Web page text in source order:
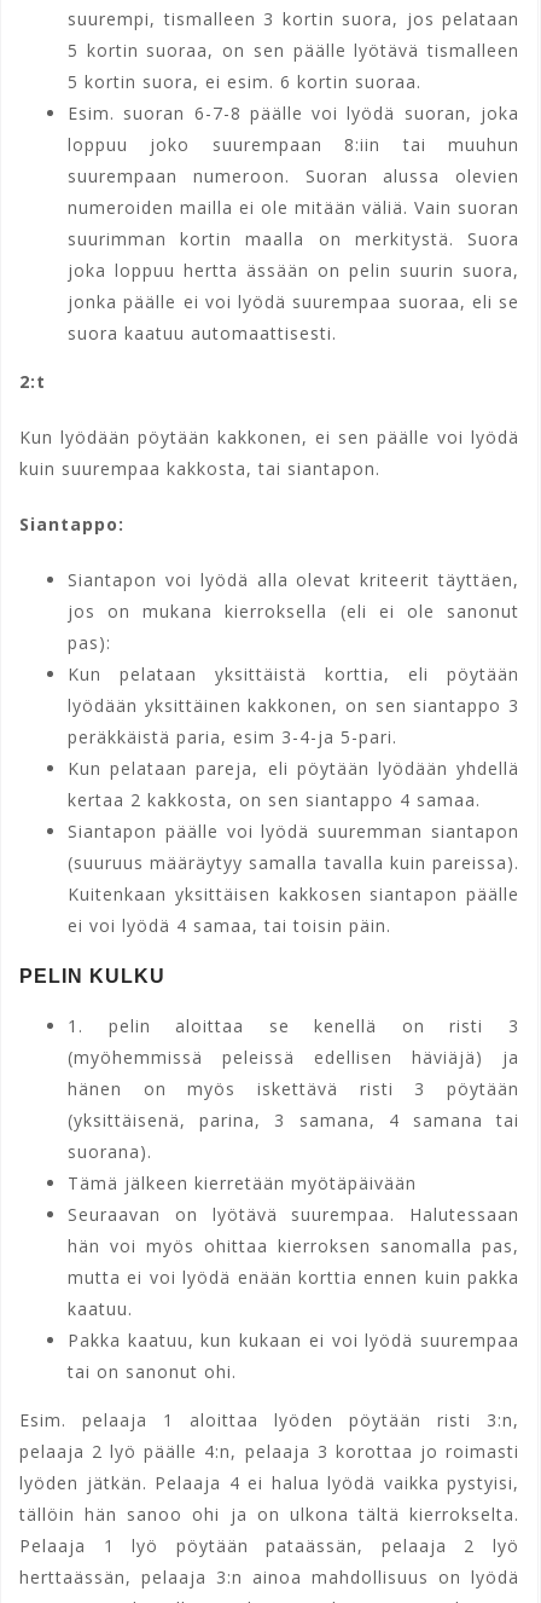
suurempi, tismalleen 3 kortin suora, jos pelataan
5 kortin suoraa, on sen päälle lyötävä tismalleen
5 kortin suora, ei esim. 6 kortin suoraa.
Esim. suoran 6-7-8 päälle voi lyödä suoran, joka
loppuu joko suurempaan 8:iin tai muuhun
suurempaan numeroon. Suoran alussa olevien
numeroiden mailla ei ole mitään väliä. Vain suoran
suurimman kortin maalla on merkitystä. Suora
joka loppuu hertta ässään on pelin suurin suora,
jonka päälle ei voi lyödä suurempaa suoraa, eli se
suora kaatuu automaattisesti.
2:t
Kun lyödään pöytään kakkonen, ei sen päälle voi lyödä
kuin suurempaa kakkosta, tai siantapon.
Siantappo:
Siantapon voi lyödä alla olevat kriteerit täyttäen,
jos on mukana kierroksella (eli ei ole sanonut
pas):
Kun pelataan yksittäistä korttia, eli pöytään
lyödään yksittäinen kakkonen, on sen siantappo 3
peräkkäistä paria, esim 3-4-ja 5-pari.
Kun pelataan pareja, eli pöytään lyödään yhdellä
kertaa 2 kakkosta, on sen siantappo 4 samaa.
Siantapon päälle voi lyödä suuremman siantapon
(suuruus määräytyy samalla tavalla kuin pareissa).
Kuitenkaan yksittäisen kakkosen siantapon päälle
ei voi lyödä 4 samaa, tai toisin päin.
PELIN KULKU
1. pelin aloittaa se kenellä on risti 3
(myöhemmissä peleissä edellisen häviäjä) ja
hänen on myös iskettävä risti 3 pöytään
(yksittäisenä, parina, 3 samana, 4 samana tai
suorana).
Tämä jälkeen kierretään myötäpäivään
Seuraavan on lyötävä suurempaa. Halutessaan
hän voi myös ohittaa kierroksen sanomalla pas,
mutta ei voi lyödä enään korttia ennen kuin pakka
kaatuu.
Pakka kaatuu, kun kukaan ei voi lyödä suurempaa
tai on sanonut ohi.
Esim. pelaaja 1 aloittaa lyöden pöytään risti 3:n,
pelaaja 2 lyö päälle 4:n, pelaaja 3 korottaa jo roimasti
lyöden jätkän. Pelaaja 4 ei halua lyödä vaikka pystyisi,
tällöin hän sanoo ohi ja on ulkona tältä kierrokselta.
Pelaaja 1 lyö pöytään pataässän, pelaaja 2 lyö
herttaässän, pelaaja 3:n ainoa mahdollisuus on lyödä